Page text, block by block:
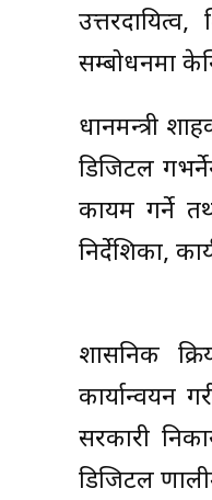
सम्बोधनमा
प्रधानमन्त्री
डिजिटल
कायम गर्ने
निर्देशिका,
प्रशासनिक
कार्यान्वयन
सरकारी
डिजिटल